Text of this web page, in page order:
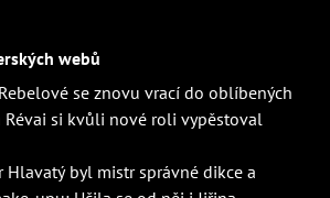
webů
se znovu vrací do oblíbených
Révai si kvůli nové roli vypěstoval
Hlavatý byl mistr správné dikce a